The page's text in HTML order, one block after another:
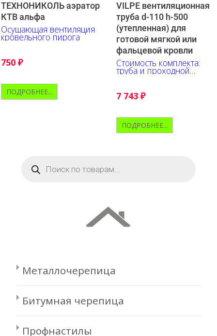
ТЕХНОНИКОЛЬ аэратор
КТВ альфа
Осушающая вентиляция
кровельного пирога
750 ₽
ПОДРОБНЕЕ...
VILPE вентиляционная
труба d-110 h-500
(утепленная) для
готовой мягкой или
фальцевой кровли
Стоимость комплекта:
труба и проходной
7 743 ₽
ПОДРОБНЕЕ...
товаров
Металлочерепица
Битумная черепица
Профнастилы